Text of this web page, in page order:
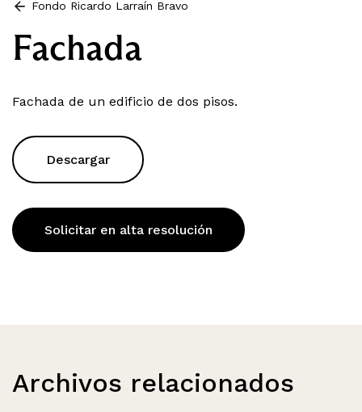
Fondo Ricardo Larraín Bravo
Fachada
Fachada de un edificio de dos pisos.
Descargar
Solicitar en alta resolución
Archivos relacionados